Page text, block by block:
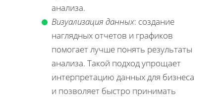
анализа.
Визуализация данных: создание
наглядных отчетов и графиков
помогает лучше понять результаты
анализа. Такой подход упрощает
интерпретацию данных для бизнеса
и позволяет быстро принимать